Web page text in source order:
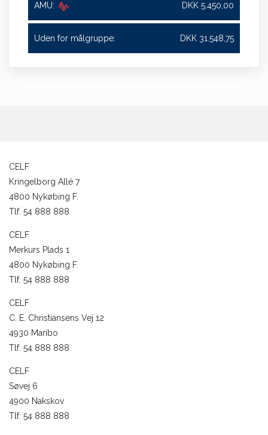
AMU: DKK 5.450,00
Uden for målgruppe: DKK 31.548,75
CELF
Kringelborg Allé 7
4800 Nykøbing F.
Tlf. 54 888 888
CELF
Merkurs Plads 1
4800 Nykøbing F.
Tlf. 54 888 888
CELF
C. E. Christiansens Vej 12
4930 Maribo
Tlf. 54 888 888
CELF
Søvej 6
4900 Nakskov
Tlf. 54 888 888